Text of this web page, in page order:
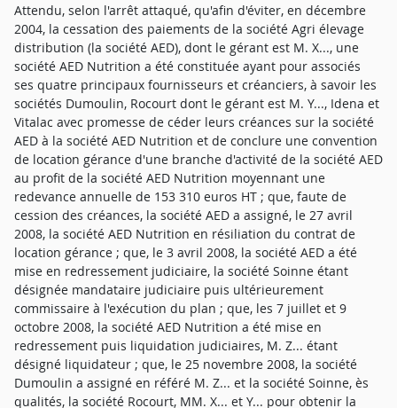
Attendu, selon l'arrêt attaqué, qu'afin d'éviter, en décembre
2004, la cessation des paiements de la société Agri élevage
distribution (la société AED), dont le gérant est M. X..., une
société AED Nutrition a été constituée ayant pour associés
ses quatre principaux fournisseurs et créanciers, à savoir les
sociétés Dumoulin, Rocourt dont le gérant est M. Y..., Idena et
Vitalac avec promesse de céder leurs créances sur la société
AED à la société AED Nutrition et de conclure une convention
de location gérance d'une branche d'activité de la société AED
au profit de la société AED Nutrition moyennant une
redevance annuelle de 153 310 euros HT ; que, faute de
cession des créances, la société AED a assigné, le 27 avril
2008, la société AED Nutrition en résiliation du contrat de
location gérance ; que, le 3 avril 2008, la société AED a été
mise en redressement judiciaire, la société Soinne étant
désignée mandataire judiciaire puis ultérieurement
commissaire à l'exécution du plan ; que, les 7 juillet et 9
octobre 2008, la société AED Nutrition a été mise en
redressement puis liquidation judiciaires, M. Z... étant
désigné liquidateur ; que, le 25 novembre 2008, la société
Dumoulin a assigné en référé M. Z... et la société Soinne, ès
qualités, la société Rocourt, MM. X... et Y... pour obtenir la